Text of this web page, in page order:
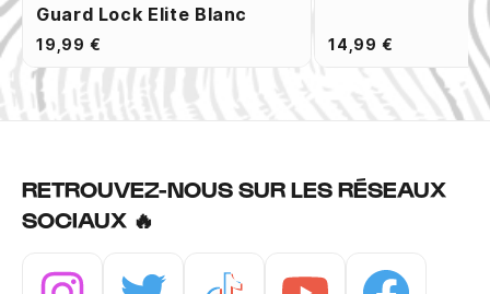
Guard Lock Elite Blanc
19,99 € 14,99 €
RETROUVEZ-NOUS SUR LES RÉSEAUX
SOCIAUX 🔥